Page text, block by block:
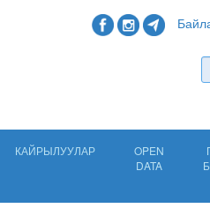
КАЙРЫЛУУЛАР
OPEN
DATA